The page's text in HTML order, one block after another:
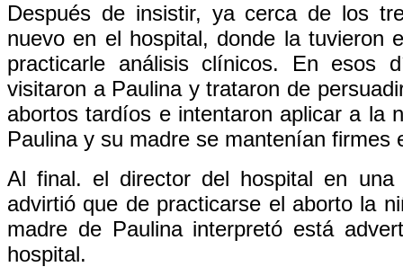
Después de insistir, ya cerca de los
nuevo en el hospital, donde la tuvieron
practicarle análisis clínicos. En esos
visitaron a Paulina y trataron de
abortos tardíos e intentaron aplicar a la
Paulina y su madre se mantenían firmes
Al final. el director del hospital en
advirtió que de practicarse el aborto la
madre de Paulina interpretó está
hospital.